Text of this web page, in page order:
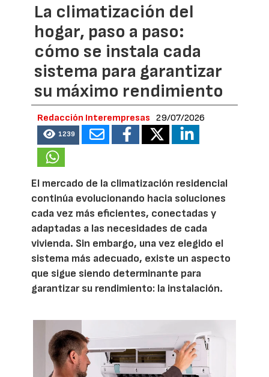
La climatización del
hogar, paso a paso:
cómo se instala cada
sistema para garantizar
su máximo rendimiento
Redacción Interempresas 29/07/2026
1239
El mercado de la climatización residencial
continúa evolucionando hacia soluciones
cada vez más eficientes, conectadas y
adaptadas a las necesidades de cada
vivienda. Sin embargo, una vez elegido el
sistema más adecuado, existe un aspecto
que sigue siendo determinante para
garantizar su rendimiento: la instalación.